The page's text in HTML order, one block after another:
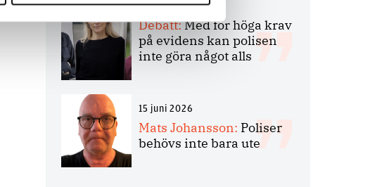
7 juli 2026
Debatt:Med för höga krav
på evidens kan polisen
inte göra något alls
15 juni 2026
Mats Johansson: Poliser
behövs inte bara ute